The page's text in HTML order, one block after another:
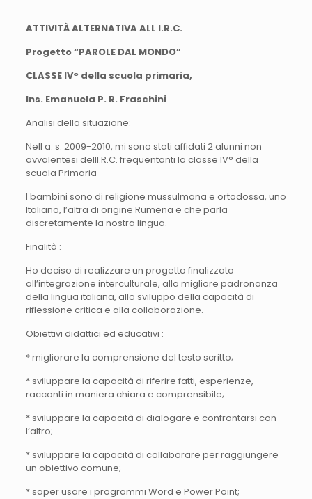
ATTIVITÀ ALTERNATIVA ALL I.R.C.
Progetto “PAROLE DAL MONDO”
CLASSE IV° della scuola primaria,
Ins. Emanuela P. R. Fraschini
Analisi della situazione:
Nell a. s. 2009-2010, mi sono stati affidati 2 alunni non
avvalentesi dellI.R.C. frequentanti la classe IV° della
scuola Primaria
I bambini sono di religione mussulmana e ortodossa, uno
Italiano, l’altra di origine Rumena e che parla
discretamente la nostra lingua.
Finalità :
Ho deciso di realizzare un progetto finalizzato
all’integrazione interculturale, alla migliore padronanza
della lingua italiana, allo sviluppo della capacità di
riflessione critica e alla collaborazione.
Obiettivi didattici ed educativi :
* migliorare la comprensione del testo scritto;
* sviluppare la capacità di riferire fatti, esperienze,
racconti in maniera chiara e comprensibile;
* sviluppare la capacità di dialogare e confrontarsi con
l’altro;
* sviluppare la capacità di collaborare per raggiungere
un obiettivo comune;
* saper usare i programmi Word e Power Point;